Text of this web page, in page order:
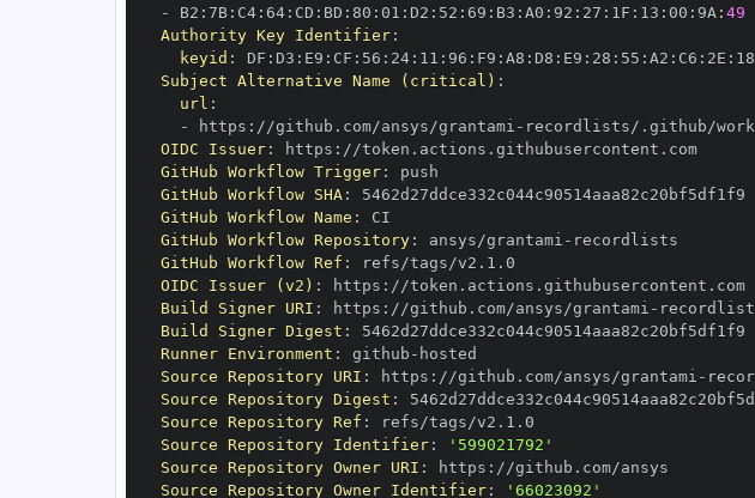
-
B2 : 7B: C4: 64: CD : BD : 80 : 01 : D2 : 52 : 69 : B3 : A0 : 92 : 27 : 1F : 13 : 00 : 9A : 49
Authority Key Identifier:
keyid : DF : D3 : E9 : CF : 56 : 24: 11 : 96 : F9 : A8 : D8 : E9 : 28 : 55 : A2 : C6 : 2E : 18
Subject Alternative Name (critical) :
url :
-
https : //github.com/ansys/grantami -
OIDC Issuer: https :
//token.actions.githubusercontent.com
GitHub Workflow Trigger:
GitHub Workflow SHA:
GitHub Workflow Name :
GitHub Workflow Repository: ansys/grantami -
GitHub Workflow Ref :
OIDC Issuer (v2) : https :
//token.actions.githubusercontent.com
Build Signer URI : https : //github.com/ansys/grantami -
Build Signer Digest :
Runner Environment : github -
Source Repository URI : https : //github.com/ansys/grantami -
Source Repository Digest :
Source Repository Ref :
Source Repository Identifier:
'599021792'
Source Repository Owner URI : https :
Source Repository Owner Identifier: '66023092'